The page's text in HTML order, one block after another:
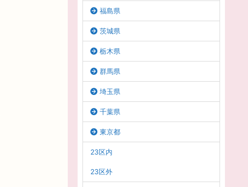
福島県
茨城県
栃木県
群馬県
埼玉県
千葉県
東京都
23区内
23区外